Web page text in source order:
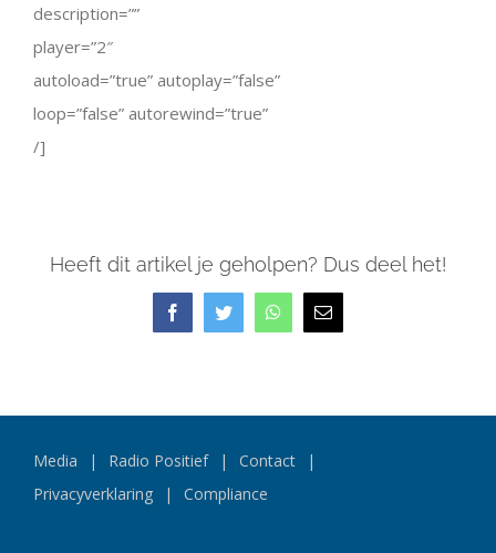
description=””
player=”2″
autoload=”true” autoplay=”false”
loop=”false” autorewind=”true”
/]
Heeft dit artikel je geholpen? Dus deel het!
FacebookTwitterWhatsApp
E-
mail
Media Radio Positief
Contact
Privacyverklaring
Compliance